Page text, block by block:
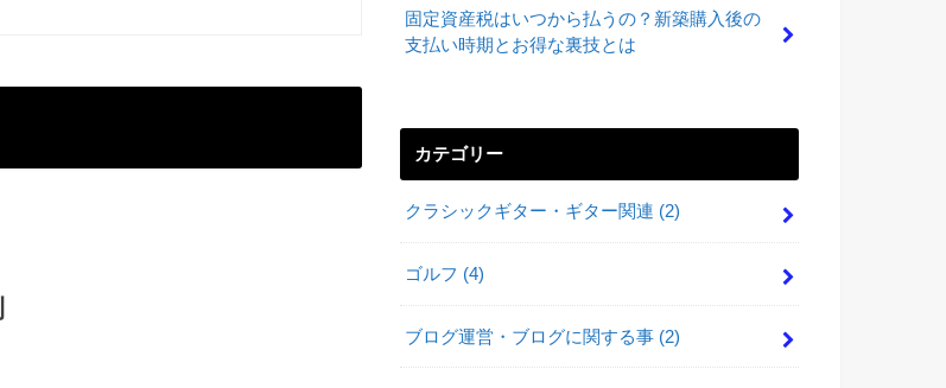
固定資産税はいつから払うの？新築購入後の
支払い時期とお得な裏技とは
カテゴリー
クラシックギター・ギター関連 (2)
ゴルフ (4)
ブログ運営・ブログに関する事 (2)